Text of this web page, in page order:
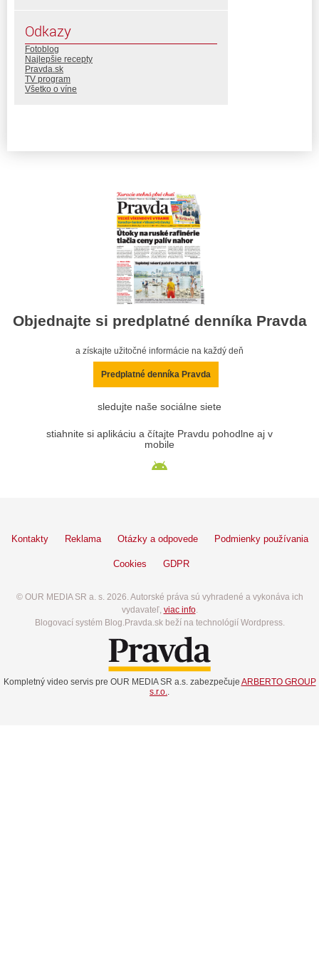
Odkazy
Fotoblog
Najlepšie recepty
Pravda.sk
TV program
Všetko o víne
Objednajte si predplatné denníka Pravda
a získajte užitočné informácie na každý deň
Predplatné denníka Pravda
sledujte naše sociálne siete
stiahnite si aplikáciu a čítajte Pravdu pohodlne aj v
mobile
Kontakty Reklama Otázky a odpovede Podmienky používania
Cookies GDPR
© OUR MEDIA SR a. s. 2026. Autorské práva sú vyhradené a vykonáva ich
vydavateľ, viac info.
Blogovací systém Blog.Pravda.sk beží na technológií Wordpress.
Kompletný video servis pre OUR MEDIA SR a.s. zabezpečuje ARBERTO GROUP
s.r.o..